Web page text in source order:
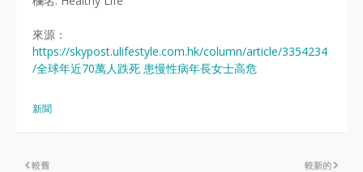
來源：
https://skypost.ulifestyle.com.hk/column/article/3354234
/全球年近70萬人跌死 患慢性病年長女士高危
新聞
較新的
較舊